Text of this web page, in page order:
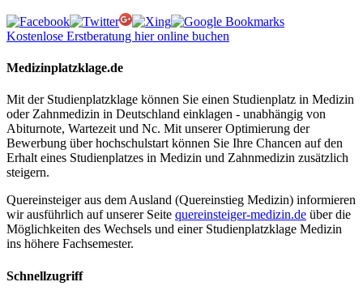
Kostenlose Erstberatung hier online buchen
Medizinplatzklage.de
Mit der Studienplatzklage können Sie einen Studienplatz in Medizin
oder Zahnmedizin in Deutschland einklagen - unabhängig von
Abiturnote, Wartezeit und Nc. Mit unserer Optimierung der
Bewerbung über hochschulstart können Sie Ihre Chancen auf den
Erhalt eines Studienplatzes in Medizin und Zahnmedizin zusätzlich
steigern.
Quereinsteiger aus dem Ausland (Quereinstieg Medizin) informieren
wir ausführlich auf unserer Seite quereinsteiger-medizin.de über die
Möglichkeiten des Wechsels und einer Studienplatzklage Medizin
ins höhere Fachsemester.
Schnellzugriff